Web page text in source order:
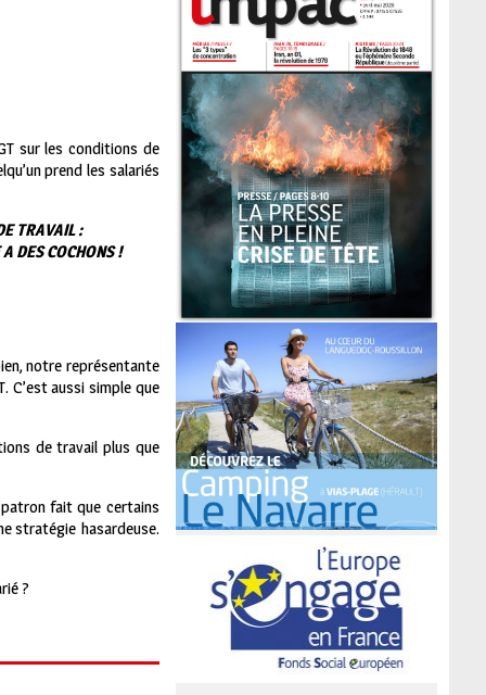
sur les conditions de
prend les salariés
TRAVAIL :
DES COCHONS !
notre représentante
C’est aussi simple que
de travail plus que
fait que certains
stratégie hasardeuse.
?